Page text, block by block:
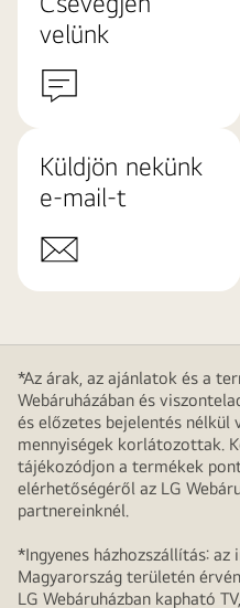
velünk
Küldjön nekünk
e-mail-t
*Az árak, az ajánlatok és a
Webáruházában és
és előzetes bejelentés nélkül
mennyiségek korlátozottak.
tájékozódjon a termékek
elérhetőségéről az LG
partnereinknél.
*Ingyenes házhozszállítás: az
Magyarország területén
LG Webáruházban kapható